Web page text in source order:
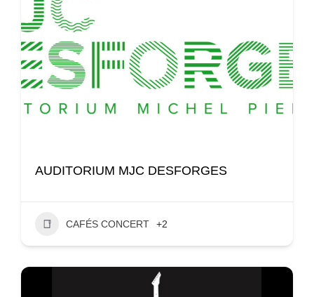
AUDITORIUM MJC DESFORGES
CAFÉS CONCERT +2